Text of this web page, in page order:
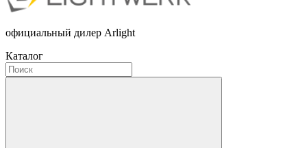
официальный дилер Arlight
Каталог